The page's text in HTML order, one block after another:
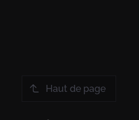
Haut de page